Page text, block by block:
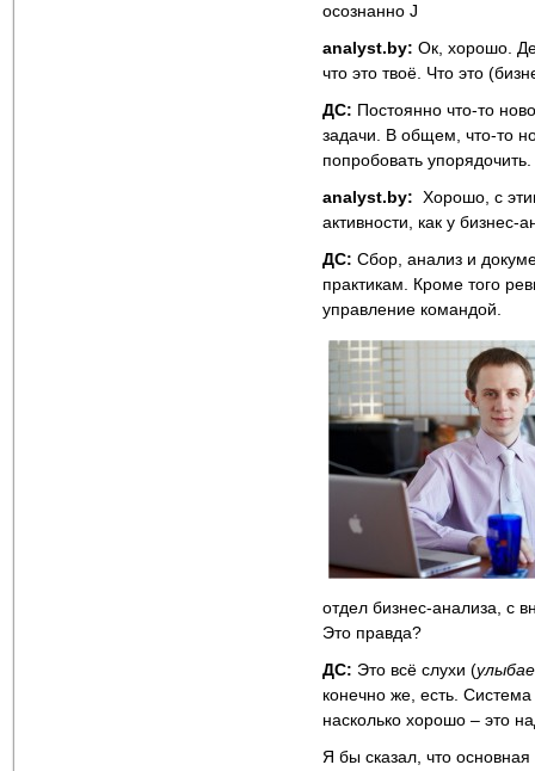
осознанно J
analyst.by: Ок, хорошо.
что это твоё. Что это
ДС: Постоянно что-то
задачи. В общем, что-то
попробовать упорядочить.
analyst.by: Хорошо, с
активности, как у бизнес-
ДС: Сбор, анализ и
практикам. Кроме того
управление командой.
отдел бизнес-анализа, с
Это правда?
ДС: Это всё слухи (
конечно же, есть. Система
насколько хорошо – это
Я бы сказал, что